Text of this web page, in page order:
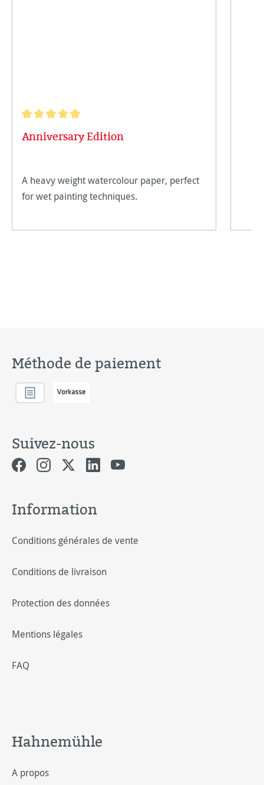
Anniversary Edition
A heavy weight watercolour paper, perfect
for wet painting techniques.
Méthode de paiement
Suivez-nous
Information
Conditions générales de vente
Conditions de livraison
Protection des données
Mentions légales
FAQ
Hahnemühle
A propos